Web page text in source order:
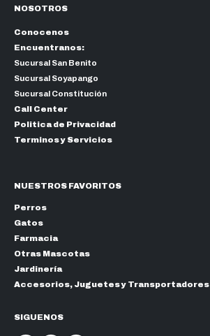
NOSOTROS
Conocenos
Encuentranos:
Sucursal San Benito
Sucursal Soyapango
Sucursal Constitución
Call Center
Politica de Privacidad
Terminos y Servicios
NUESTROS FAVORITOS
Perros
Gatos
Farmacia
Otras Mascotas
Jardinería
Accesorios, Juguetes y Transportadores
SIGUENOS